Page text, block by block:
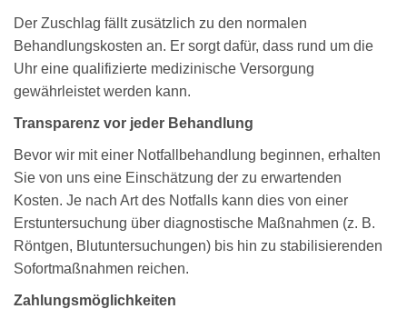
Der Zuschlag fällt zusätzlich zu den normalen
Behandlungskosten an. Er sorgt dafür, dass rund um die
Uhr eine qualifizierte medizinische Versorgung
gewährleistet werden kann.
Transparenz vor jeder Behandlung
Bevor wir mit einer Notfallbehandlung beginnen, erhalten
Sie von uns eine Einschätzung der zu erwartenden
Kosten. Je nach Art des Notfalls kann dies von einer
Erstuntersuchung über diagnostische Maßnahmen (z. B.
Röntgen, Blutuntersuchungen) bis hin zu stabilisierenden
Sofortmaßnahmen reichen.
Zahlungsmöglichkeiten